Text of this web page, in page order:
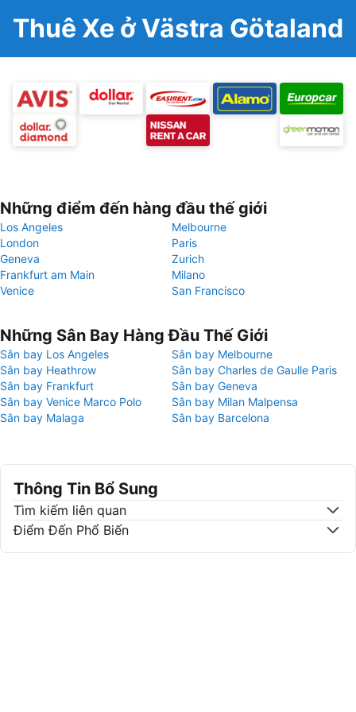
Thuê Xe ở Västra Götaland
Những điểm đến hàng đầu thế giới
Los Angeles
Melbourne
London
Paris
Geneva
Zurich
Frankfurt am Main
Milano
Venice
San Francisco
Những Sân Bay Hàng Đầu Thế Giới
Sân bay Los Angeles
Sân bay Melbourne
Sân bay Heathrow
Sân bay Charles de Gaulle Paris
Sân bay Frankfurt
Sân bay Geneva
Sân bay Venice Marco Polo
Sân bay Milan Malpensa
Sân bay Malaga
Sân bay Barcelona
Thông Tin Bổ Sung
Tìm kiếm liên quan
Điểm Đến Phổ Biến